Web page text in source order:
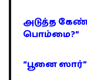
அடுத்த
பொம்மை?”
“பூனை ஸார்”